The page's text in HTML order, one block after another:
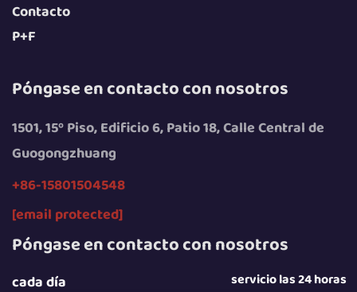
Contacto
P+F
Póngase en contacto con nosotros
1501, 15º Piso, Edificio 6, Patio 18, Calle Central de
Guogongzhuang
+86-15801504548
[email protected]
Póngase en contacto con nosotros
cada día servicio las 24 horas